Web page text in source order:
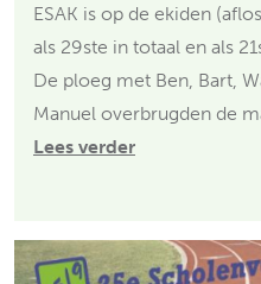
ESAK is op de ekiden
als 29ste in totaal en als
De ploeg met Ben, Bart,
Manuel overbrugden de
Lees verder